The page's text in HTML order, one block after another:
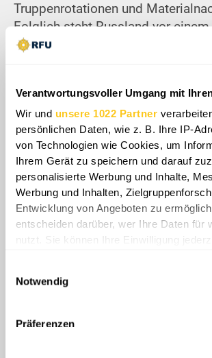
Verantwortungsvoller Umgang mit
Wir und unsere 1022 Partner
persönlichen Daten, wie z. B. Ihre IP-
von Technologien wie Cookies, um
Ihrem Gerät zu speichern und darauf
personalisierte Werbung und Inhalte,
Werbung und Inhalten,
Entwicklung von Angeboten zu
entscheiden darüber, wer Ihre Daten für
nutzt. Sie können Ihre Einwilligung
Informationen über Ihre
erfassen, welche bis auf einige
Notwendig
Präferenzen
Truppenrotationen und
Folglich steht Russland vor
zwischen der Abhängigkeit von
Frontlinie. Schließlich droht diese
Kampagne, die Halbinsel Krim zu
die Tragfähigkeit der südlichen
Verteidigungsposition untergräbt.